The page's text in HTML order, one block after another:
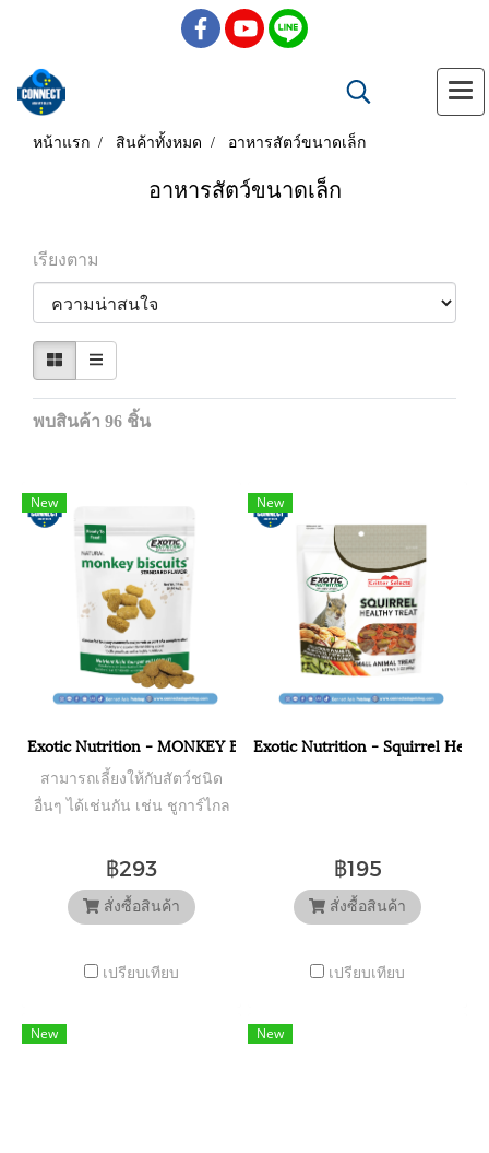
หน้าแรก สินค้าทั้งหมด อาหารสัตว์ขนาดเล็ก
อาหารสัตว์ขนาดเล็ก
เรียงตาม
พบสินค้า 96 ชิ้น
New
Exotic Nutrition - MONKEY BISCUITS ORANGE 14 Oz.. / มังกี้บิ
สามารถเลี้ยงให้กับสัตว์ชนิด
อื่นๆ ได้เช่นกัน เช่น ชูการ์ไกล
หนู เต่า และอื่น ๆ เป็นอาหาร
เสริม
฿293
สั่งซื้อสินค้า
เปรียบเทียบ
New
Exotic Nutrition - Squirrel
฿195
สั่งซื้อสินค้า
เปรียบเทียบ
New New